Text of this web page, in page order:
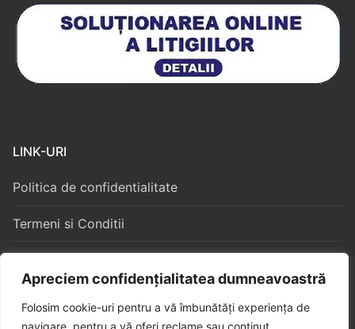
Apreciem confidențialitatea dumneavoastră
Folosim cookie-uri pentru a vă îmbunătăți experiența de
navigare, pentru a vă oferi reclame sau conținut
LINK-URI
Politica de confidentialitate
Termeni si Conditii